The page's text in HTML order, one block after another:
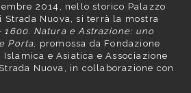
2014, nello storico Palazzo
Nuova, si terrà la mostra
1600. Natura e Astrazione: uno
Porta, promossa da Fondazione
e Asiatica e Associazione
Nuova, in collaborazione con